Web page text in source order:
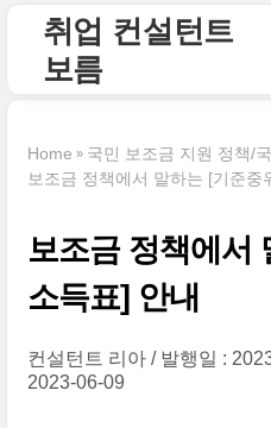
취업 컨설턴트
보름
Home
국민 보조금 지원 정책/
보조금 정책에서 말하는 [기준중
보조금 정책에서
소득표] 안내
컨설턴트 리아 발행일 :
2023-06-09